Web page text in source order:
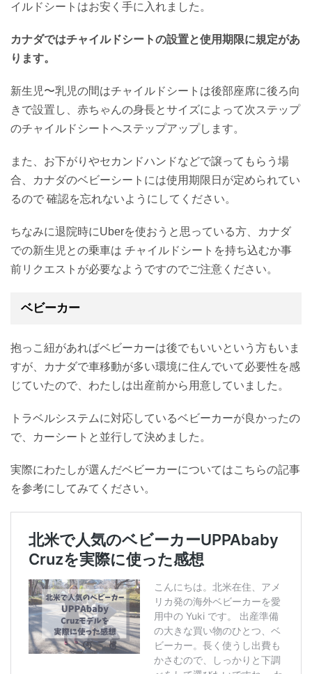
イルドシートはお安く手に入れました。
カナダではチャイルドシートの設置と使用期限に規定があ
ります。
新生児〜乳児の間はチャイルドシートは後部座席に後ろ向
きで設置し、赤ちゃんの身長とサイズによって次ステップ
のチャイルドシートへステップアップします。
また、お下がりやセカンドハンドなどで譲ってもらう場
合、カナダのベビーシートには使用期限日が定められてい
るので 確認を忘れないようにしてください。
ちなみに退院時にUberを使おうと思っている方、カナダ
での新生児との乗車は チャイルドシートを持ち込むか事
前リクエストが必要なようですのでご注意ください。
ベビーカー
抱っこ紐があればベビーカーは後でもいいという方もいま
すが、カナダで車移動が多い環境に住んでいて必要性を感
じていたので、わたしは出産前から用意していました。
トラベルシステムに対応しているベビーカーが良かったの
で、カーシートと並行して決めました。
実際にわたしが選んだベビーカーについてはこちらの記事
を参考にしてみてください。